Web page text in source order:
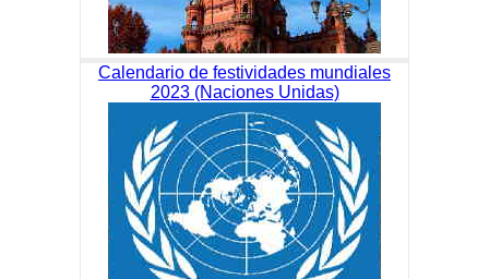
Calendario de festividades mundiales
2023 (Naciones Unidas)